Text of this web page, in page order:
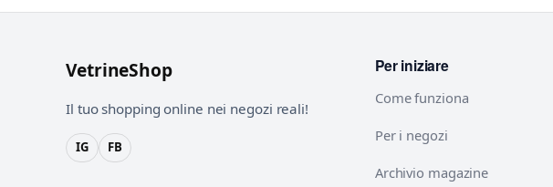
VetrineShop
Il tuo shopping online nei negozi reali!
IG FB
Per iniziare
Come funziona
Per i negozi
Archivio magazine